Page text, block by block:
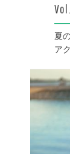
夏
ア